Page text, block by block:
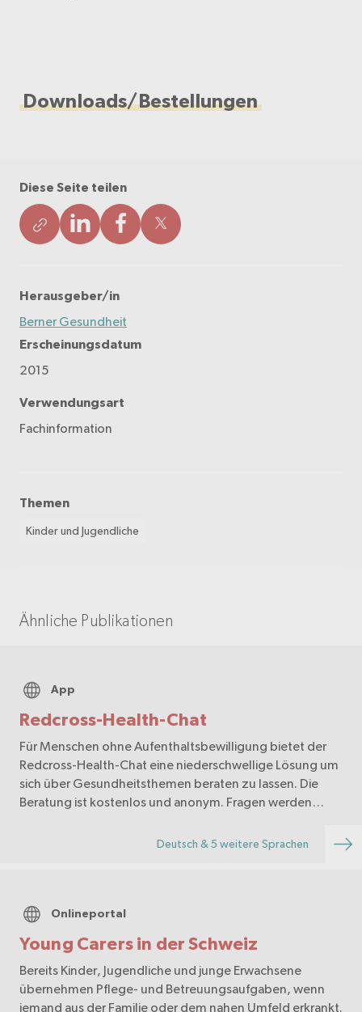
Downloads/Bestellungen
Diese Seite teilen
Herausgeber/in
Berner Gesundheit
Erscheinungsdatum
2015
Verwendungsart
Fachinformation
Themen
Kinder und Jugendliche
Ähnliche Publikationen
Redcross-Health-Chat
App
Für Menschen ohne Aufenthaltsbewilligung bietet der
Redcross-Health-Chat eine niederschwellige Lösung um
sich über Gesundheitsthemen beraten zu lassen. Die
Beratung ist kostenlos und anonym. Fragen werden
Deutsch & 5 weitere Sprachen
Young Carers in der Schweiz
Onlineportal
Bereits Kinder, Jugendliche und junge Erwachsene
übernehmen Pflege- und Betreuungsaufgaben, wenn
jemand aus der Familie oder dem nahen Umfeld erkrankt.